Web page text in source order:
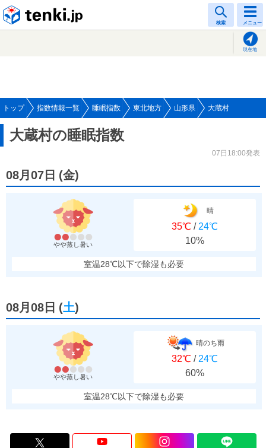
検索 メニュー
現在地
トップ 指数情報一覧 睡眠指数 東北地方 山形県 大蔵村
大蔵村の睡眠指数
07日18:00発表
08月07日 (金)
やや蒸し暑い
晴
35℃ / 24℃
10%
室温28℃以下で除湿も必要
08月08日 (土)
やや蒸し暑い
晴のち雨
32℃ / 24℃
60%
室温28℃以下で除湿も必要